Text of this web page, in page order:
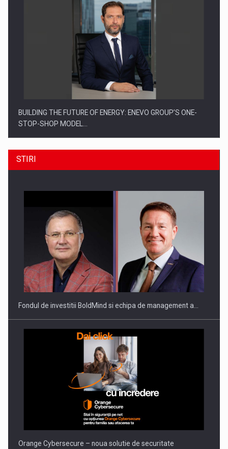
BUILDING THE FUTURE OF ENERGY: ENEVO GROUP’S ONE-
STOP-SHOP MODEL…
ROOTED IN ROMANIA, BUILT TO DELIVER TECHNOLOGY FOR
THE…
PUTTING ROMANIAN CORPORATE COMPANIES ON THE
INTERNATIONAL BUSINESS SCENE
STIRI
Fondul de investitii BoldMind si echipa de management a…
Orange Cybersecure – noua solutie de securitate